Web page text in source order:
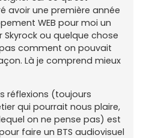
avoir une première année
WEB pour moi un
ou quelque chose
comment on pouvait
Là je comprend mieux
réflexions (toujours
qui pourrait nous plaire,
on ne pense pas) est
faire un BTS audiovisuel